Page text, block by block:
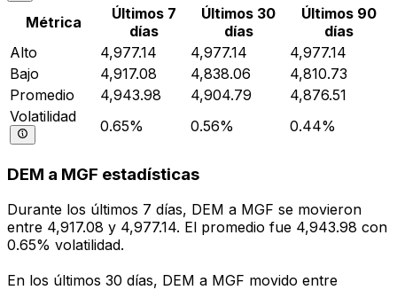
Métrica
Últimos 7
días
Últimos 30
días
Últimos 90
días
Alto
4,977.14 4,977.14
4,977.14
Bajo
4,917.08 4,838.06
4,810.73
Promedio
4,943.98 4,904.79
4,876.51
Volatilidad
0.65% 0.56% 0.44%
DEM a MGF estadísticas
Durante los últimos 7 días, DEM a MGF se movieron
entre 4,917.08 y 4,977.14. El promedio fue 4,943.98 con
0.65% volatilidad.
En los últimos 30 días, DEM a MGF movido entre